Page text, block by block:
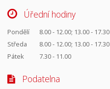
Úřední hodiny
Pondělí
8.00 - 12.00; 13.00 - 17.30
Středa
8.00 - 12.00; 13.00 - 17.30
Pátek
7.30 - 11.00
Podatelna